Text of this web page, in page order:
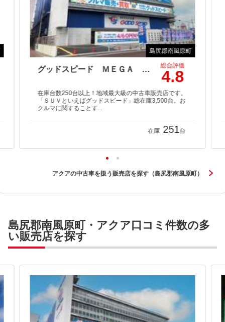
島尻郡南風原町
グッドスピード ＭＥＧＡ ＳＵＶ南風原店 総合評価
4.8
在庫台数250台以上！地域最大級の中古車販売店です。
「ＳＵＶといえばグッドスピード」総在庫3,500台。お
クルマに関することす...
在庫 251台
アクアの中古車を扱う販売店を探す（島尻郡南風原町）
島尻郡南風原町・アクア口コミ件数の多
い販売店を探す